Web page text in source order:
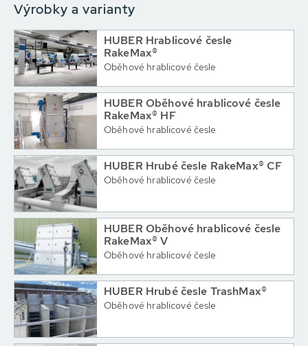
Výrobky a varianty
HUBER Hrablicové česle
RakeMax®
Oběhové hrablicové česle
HUBER Oběhové hrablicové česle
RakeMax® HF
Oběhové hrablicové česle
HUBER Hrubé česle RakeMax® CF
Oběhové hrablicové česle
HUBER Oběhové hrablicové česle
RakeMax® V
Oběhové hrablicové česle
HUBER Hrubé česle TrashMax®
Oběhové hrablicové česle